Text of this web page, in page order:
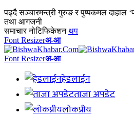
पढ्दै सञ्चारमन्त्री गुरुङ र पुष्पकमल दाहाल
तथा आगजनी
समाचार नोटिफिकेशन थप
Font Resizerअ-आ
Font Resizerअ-आ
हेडलाईन
ताजा अपडेट
लोकप्रीय